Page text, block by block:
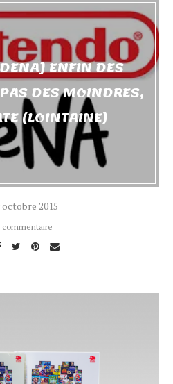
ENFIN DES
DES MOINDRES,
(LOINTAINE)
octobre 2015
commentaire